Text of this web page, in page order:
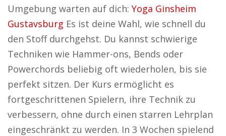
Umgebung warten auf dich: Yoga Ginsheim
Gustavsburg Es ist deine Wahl, wie schnell du
den Stoff durchgehst. Du kannst schwierige
Techniken wie Hammer-ons, Bends oder
Powerchords beliebig oft wiederholen, bis sie
perfekt sitzen. Der Kurs ermöglicht es
fortgeschrittenen Spielern, ihre Technik zu
verbessern, ohne durch einen starren Lehrplan
eingeschränkt zu werden. In 3 Wochen spielend